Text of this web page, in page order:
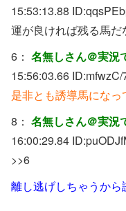
15:53:13.88 ID:
運が良ければ残る馬だ
6： 名無しさん＠実況
15:56:03.66 ID:mfwzC/
是非とも誘導馬になっ
8： 名無しさん＠実況
16:00:29.84 ID:
>>6
離し逃げしちゃうか